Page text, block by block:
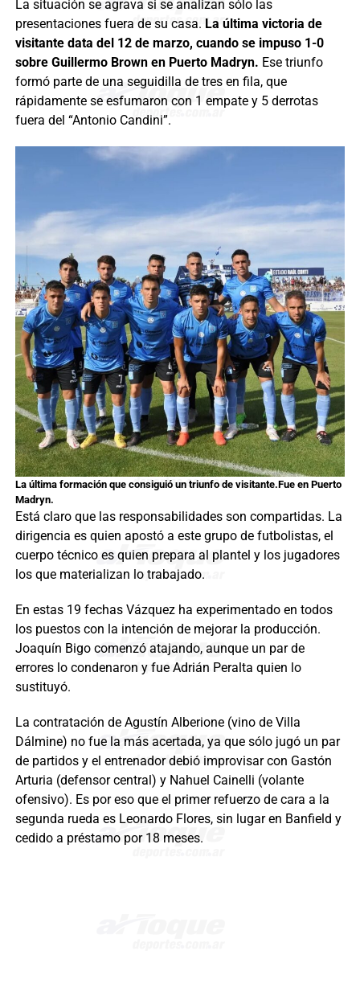
La situación se agrava si se analizan sólo las
presentaciones fuera de su casa. La última victoria de
visitante data del 12 de marzo, cuando se impuso 1-0
sobre Guillermo Brown en Puerto Madryn. Ese triunfo
formó parte de una seguidilla de tres en fila, que
rápidamente se esfumaron con 1 empate y 5 derrotas
fuera del “Antonio Candini”.
La última formación que consiguió un triunfo de visitante.Fue en Puerto
Madryn.
Está claro que las responsabilidades son compartidas. La
dirigencia es quien apostó a este grupo de futbolistas, el
cuerpo técnico es quien prepara al plantel y los jugadores
los que materializan lo trabajado.
En estas 19 fechas Vázquez ha experimentado en todos
los puestos con la intención de mejorar la producción.
Joaquín Bigo comenzó atajando, aunque un par de
errores lo condenaron y fue Adrián Peralta quien lo
sustituyó.
La contratación de Agustín Alberione (vino de Villa
Dálmine) no fue la más acertada, ya que sólo jugó un par
de partidos y el entrenador debió improvisar con Gastón
Arturia (defensor central) y Nahuel Cainelli (volante
ofensivo). Es por eso que el primer refuerzo de cara a la
segunda rueda es Leonardo Flores, sin lugar en Banfield y
cedido a préstamo por 18 meses.